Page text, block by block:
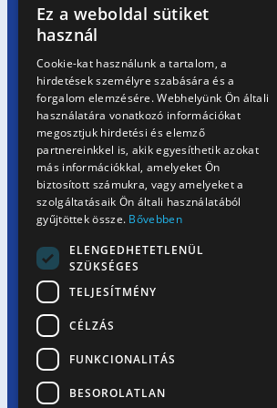
SK
RO
Ez a weboldal sütiket
használ
Cookie-kat használunk a tartalom, a
hirdetések személyre szabására és a
forgalom elemzésére. Webhelyünk Ön általi
használatára vonatkozó információkat
megosztjuk hirdetési és elemző
partnereinkkel is, akik egyesíthetik azokat
más információkkal, amelyeket Ön
biztosított számukra, vagy amelyeket a
szolgáltatásaik Ön általi használatából
gyűjtöttek össze. Bővebben
ELENGEDHETETLENÜL
SZÜKSÉGES
TELJESÍTMÉNY
CÉLZÁS
FUNKCIONALITÁS
BESOROLATLAN